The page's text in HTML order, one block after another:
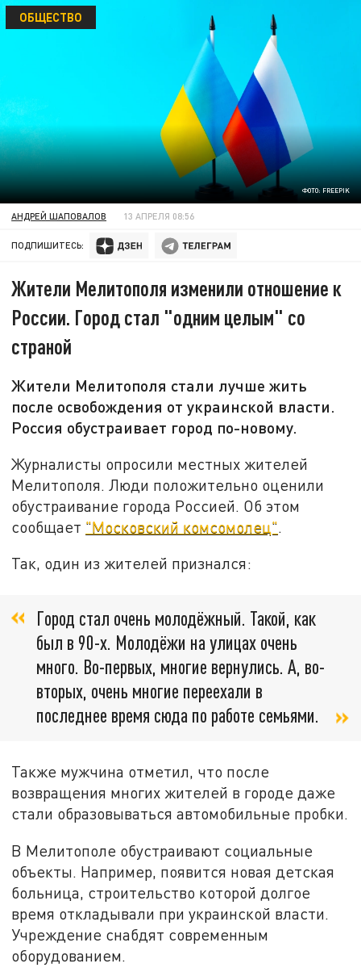
ФОТО: FREEPIK
ОБЩЕСТВО
АНДРЕЙ ШАПОВАЛОВ 13 АПРЕЛЯ 08:56
ПОДПИШИТЕСЬ:
Жители Мелитополя изменили отношение к
России. Город стал "одним целым" со
страной
Жители Мелитополя стали лучше жить
после освобождения от украинской власти.
Россия обустраивает город по-новому.
Журналисты опросили местных жителей
Мелитополя. Люди положительно оценили
обустраивание города Россией. Об этом
сообщает "Московский комсомолец".
Так, один из жителей признался:
Город стал очень молодёжный. Такой, как
был в 90-х. Молодёжи на улицах очень
много. Во-первых, многие вернулись. А, во-
вторых, очень многие переехали в
последнее время сюда по работе семьями.
Также мужчина отметил, что после
возвращения многих жителей в городе даже
стали образовываться автомобильные пробки.
В Мелитополе обустраивают социальные
объекты. Например, появится новая детская
больница, строительство которой долгое
время откладывали при украинской власти.
Учреждение снабдят современным
оборудованием.